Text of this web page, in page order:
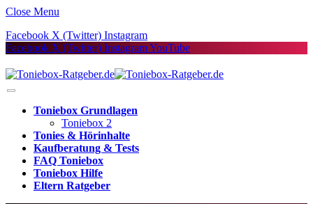
Close Menu
Facebook X (Twitter) Instagram
Facebook X (Twitter) InstagramYouTube
Toniebox Grundlagen
Toniebox 2
Tonies & Hörinhalte
Kaufberatung & Tests
FAQ Toniebox
Toniebox Hilfe
Eltern Ratgeber